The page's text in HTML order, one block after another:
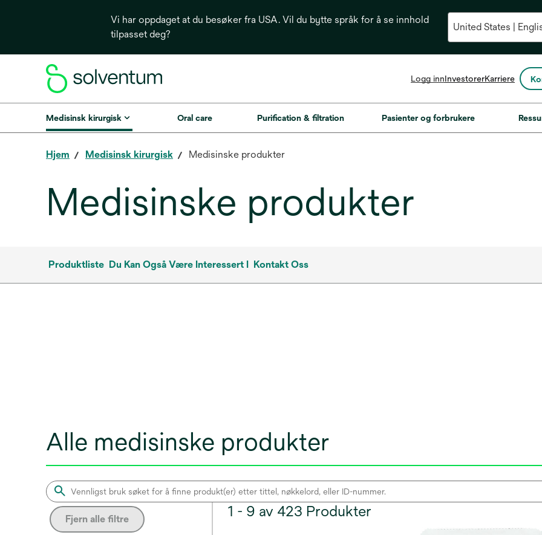
Vi har oppdaget at du besøker fra USA. Vil du bytte språk for å se innhold
tilpasset deg?
Logg innInvestoreropens
a
Karriere
Medisinsk kirurgisk Oral care Purification & filtration Pasienter og forbrukere
Hjem Medisinsk kirurgisk Medisinske produkter
Medisinske produkter
Produktliste Du Kan Også Være Interessert I Kontakt Oss
Alle medisinske produkter
Fjern alle filtre 1 - 9 av 423 Produkter